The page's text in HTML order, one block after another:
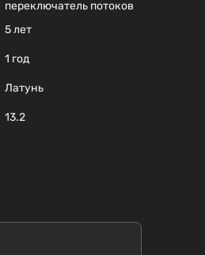
переключатель потоков
5 лет
1 год
Латунь
13.2